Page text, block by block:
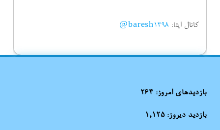
کانال ایتا: baresh1398@
بازدیدهای امروز:264
بازدید دیروز:1,125